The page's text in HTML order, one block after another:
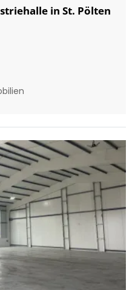
in St. Pölten